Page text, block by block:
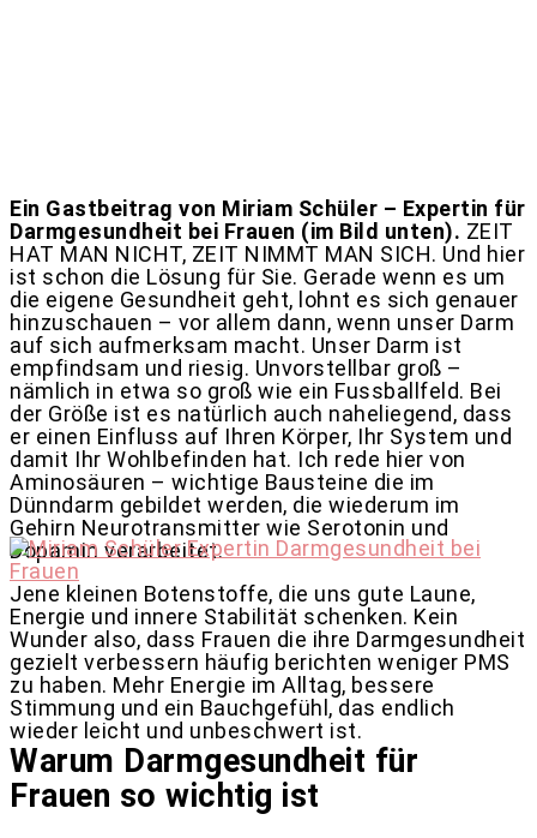
Ein Gastbeitrag von Miriam Schüler – Expertin für
Darmgesundheit bei Frauen (im Bild unten). ZEIT
HAT MAN NICHT, ZEIT NIMMT MAN SICH. Und hier
ist schon die Lösung für Sie. Gerade wenn es um
die eigene Gesundheit geht, lohnt es sich genauer
hinzuschauen – vor allem dann, wenn unser Darm
auf sich aufmerksam macht. Unser Darm ist
empfindsam und riesig. Unvorstellbar groß –
nämlich in etwa so groß wie ein Fussballfeld. Bei
der Größe ist es natürlich auch naheliegend, dass
er einen Einfluss auf Ihren Körper, Ihr System und
damit Ihr Wohlbefinden hat. Ich rede hier von
Aminosäuren – wichtige Bausteine die im
Dünndarm gebildet werden, die wiederum im
Gehirn Neurotransmitter wie Serotonin und
Dopamin verarbeitet.
Jene kleinen Botenstoffe, die uns gute Laune,
Energie und innere Stabilität schenken. Kein
Wunder also, dass Frauen die ihre Darmgesundheit
gezielt verbessern häufig berichten weniger PMS
zu haben. Mehr Energie im Alltag, bessere
Stimmung und ein Bauchgefühl, das endlich
wieder leicht und unbeschwert ist.
Warum Darmgesundheit für
Frauen so wichtig ist